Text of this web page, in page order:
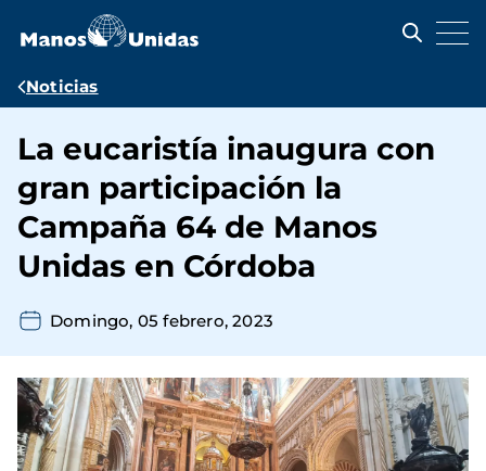
contenido
Ruta
navegación
Noticias
La eucaristía inaugura con
gran participación la
Campaña 64 de Manos
Unidas en Córdoba
Domingo, 05 febrero, 2023